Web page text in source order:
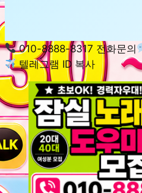
010-8888-8317 전화문의
텔레그램 ID 복사